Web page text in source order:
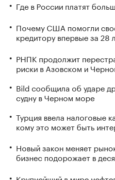
Где в России платят
Почему США помогли
кредитору впервые за 28
РНПК продолжит
риски в Азовском и
Bild сообщила об ударе
судну в Черном море
Турция ввела налоговые
кому это может быть
Новый закон меняет
бизнес подорожает в